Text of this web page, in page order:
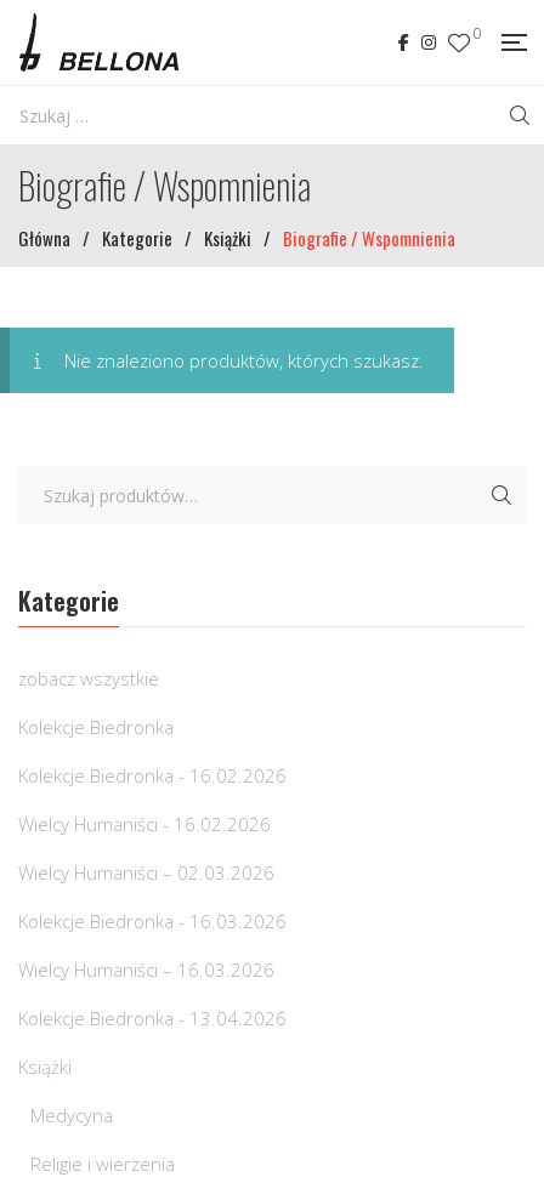
0
Biografie / Wspomnienia
Główna / Kategorie / Książki / Biografie / Wspomnienia
Nie znaleziono produktów, których szukasz.
Kategorie
zobacz wszystkie
Kolekcje Biedronka
Kolekcje Biedronka - 16.02.2026
Wielcy Humaniści - 16.02.2026
Wielcy Humaniści – 02.03.2026
Kolekcje Biedronka - 16.03.2026
Wielcy Humaniści – 16.03.2026
Kolekcje Biedronka - 13.04.2026
Książki
Medycyna
Religie i wierzenia